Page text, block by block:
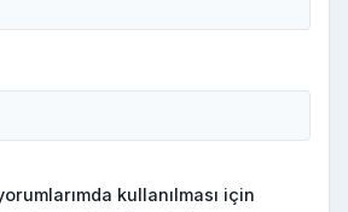
kullanılması için